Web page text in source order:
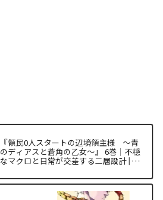
『領民0人スタートの辺境領主様 ～青
のディアスと蒼角の乙女～』 6巻｜不穏
なマクロと日常が交差する二層設計 | 無